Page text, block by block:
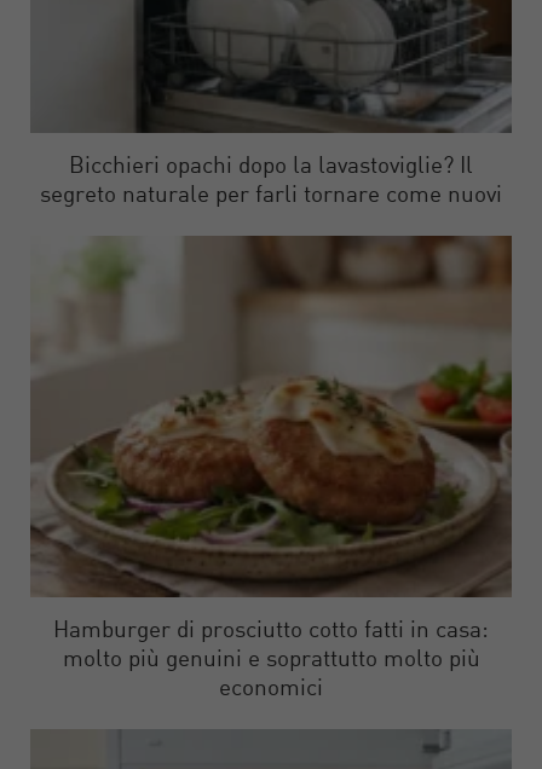
Bicchieri opachi dopo la lavastoviglie? Il
segreto naturale per farli tornare come nuovi
Hamburger di prosciutto cotto fatti in casa:
molto più genuini e soprattutto molto più
economici